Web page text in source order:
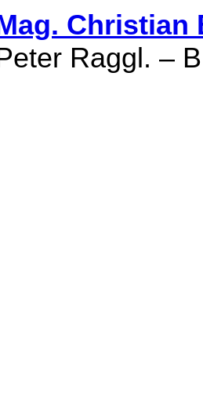
Christian
Raggl. –